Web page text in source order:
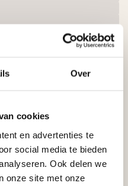
Over
cookies
en advertenties te
social media te bieden
Ook delen we
onze site met onze
voor
(Large) €29,95